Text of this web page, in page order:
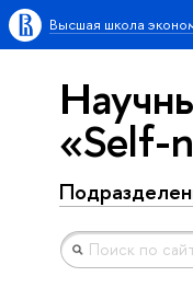
Высшая школа
«Self-